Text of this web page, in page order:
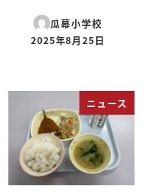
瓜幕小学校
投稿日
2025年8月25日
ニュース